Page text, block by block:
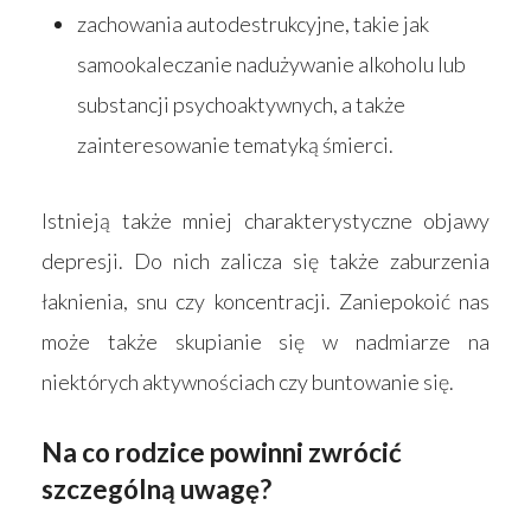
zachowania autodestrukcyjne, takie jak
samookaleczanie nadużywanie alkoholu lub
substancji psychoaktywnych, a także
zainteresowanie tematyką śmierci.
Istnieją także mniej charakterystyczne objawy
depresji. Do nich zalicza się także zaburzenia
łaknienia, snu czy koncentracji. Zaniepokoić nas
może także skupianie się w nadmiarze na
niektórych aktywnościach czy buntowanie się.
Na co rodzice powinni zwrócić
szczególną uwagę?